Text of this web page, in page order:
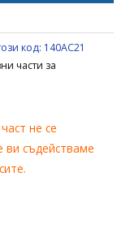
код: 140AC21
части за
не се
ви съдействаме